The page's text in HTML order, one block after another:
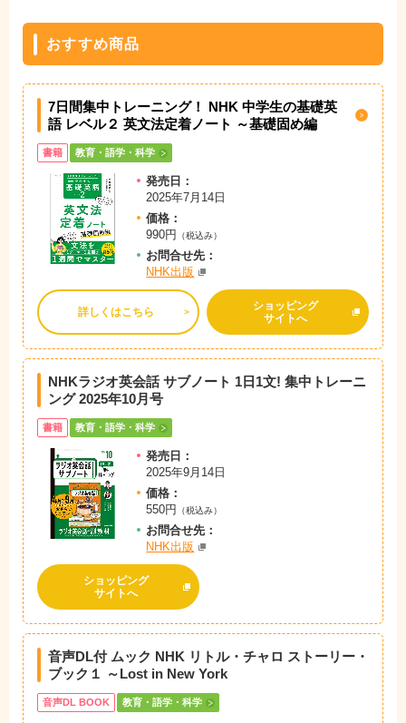
おすすめ商品
7日間集中トレーニング！ NHK 中学生の基礎英
語 レベル２ 英文法定着ノート ～基礎固め編
書籍 教育・語学・科学
発売日：
2025年7月14日
価格：
990円
（税込み）
お問合せ先：
NHK出版
詳しくはこちら
ショッピング
サイトへ
NHKラジオ英会話 サブノート 1日1文! 集中トレーニ
ング 2025年10月号
書籍 教育・語学・科学
発売日：
2025年9月14日
価格：
550円
（税込み）
お問合せ先：
NHK出版
ショッピング
サイトへ
音声DL付 ムック NHK リトル・チャロ ストーリー・
ブック１ ～Lost in New York
音声DL BOOK 教育・語学・科学